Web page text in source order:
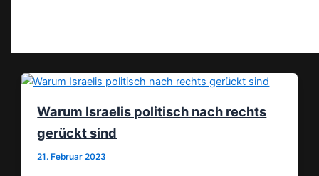
Warum Israelis politisch nach rechts
gerückt sind
21. Februar 2023